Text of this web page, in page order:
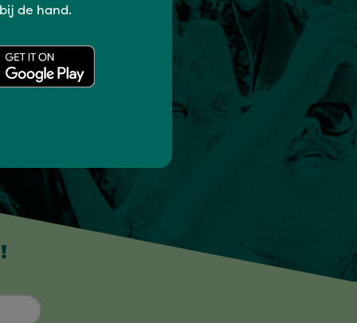
de hand.